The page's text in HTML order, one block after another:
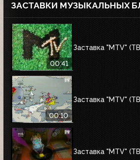
ЗАСТАВКИ МУЗЫКАЛЬНЫХ
00:41
Заставка "MTV"
00:10
Заставка "MTV"
Заставка "MTV"